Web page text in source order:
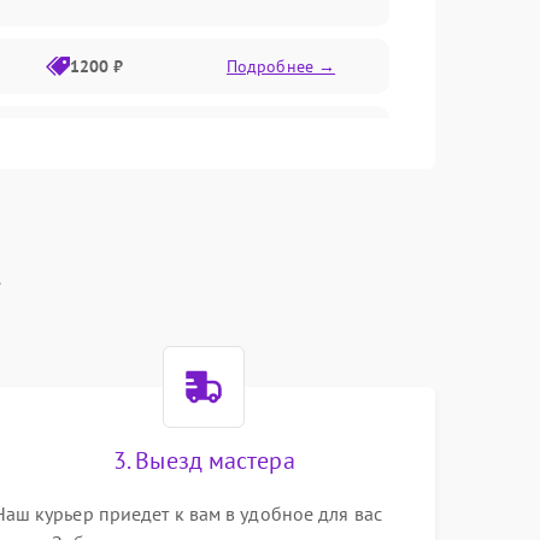
1200 ₽ Подробнее →
1800 ₽ Подробнее →
3. Выезд мастера
курьер приедет к вам в удобное для вас